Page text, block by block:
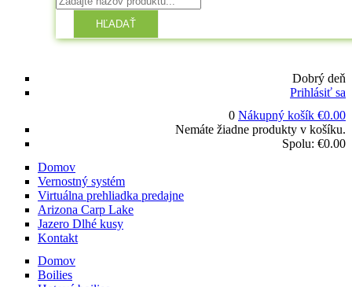
HĽADAŤ
Dobrý deň
Prihlásiť sa
0 Nákupný košík €0.00
Nemáte žiadne produkty v košíku.
Spolu: €0.00
Domov
Vernostný systém
Virtuálna prehliadka predajne
Arizona Carp Lake
Jazero Dlhé kusy
Kontakt
Domov
Boilies